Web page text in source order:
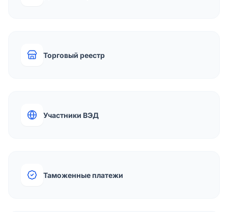
Торговый реестр
Участники ВЭД
Таможенные платежи